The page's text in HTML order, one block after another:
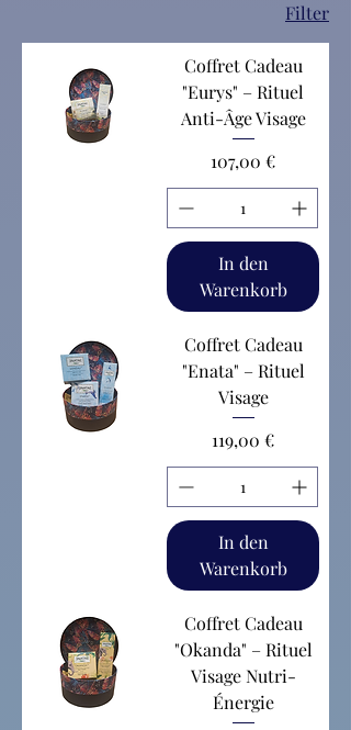
Filter
Coffret Cadeau
"Eurys" – Rituel
Anti-Âge Visage
Preis
107,00 €
In den
Warenkorb
Coffret Cadeau
"Enata" – Rituel
Visage
Preis
119,00 €
In den
Warenkorb
Coffret Cadeau
"Okanda" – Rituel
Visage Nutri-
Énergie